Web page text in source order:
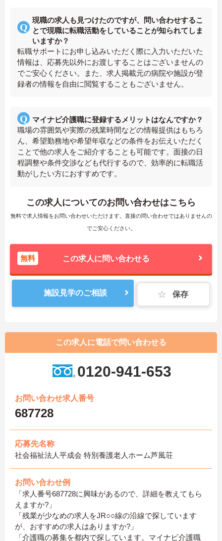
現職の求人も見つけたのですが、問い合わせするこ
とで現職に転職活動をしていることが知られてしま
いますか？
転職サポートにお申し込みいただく際に入力いただいた
情報は、応募先以外にお渡しすることはございませんの
でご安心ください。また、求人掲載元の病院や施設が登
録者の情報を自由に閲覧することもございません。
マイナビ介護職に登録するメリットはなんですか？
職場の雰囲気や実際の残業時間などの情報提供はもちろ
ん、希望勤務地や希望年収などの条件をお伝えいただく
ことで他の求人をご紹介することも可能です。面接の日
程調整や条件交渉なども代行するので、効率的に転職活
動がしたい方におすすめです。
この求人についてのお問い合わせはこちら
無料で求人情報をお問い合わせいただけます。直接の問い合わせではありませんの
でご安心ください。
無料 この求人に問い合わせる
施設見学のご相談 保存
この求人に電話で問い合わせる
0120-941-653
お問い合わせ求人番号
687728
応募先名称
社会福祉法人平成会 特別養護老人ホーム芦風荘
お問い合わせ例
「求人番号687728に興味があるので、詳細を教えてもら
えますか?」
「残業が少なめの求人をJR○○線の沿線で探しています
が、おすすめの求人はありますか?」
「介護職の募集を都内で探しています。マイナビ介護職